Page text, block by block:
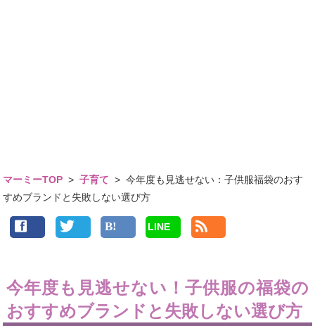
マーミーTOP >子育て >今年度も見逃せない：子供服福袋のおす
すめブランドと失敗しない選び方
LINE
今年度も見逃せない！子供服の福袋の
おすすめブランドと失敗しない選び方